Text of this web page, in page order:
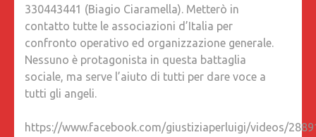
ROMA,
330443441 (Biagio Ciaramella). Metterò in
contatto tutte le associazioni d’Italia per
confronto operativo ed organizzazione generale.
Nessuno è protagonista in questa battaglia
sociale, ma serve l’aiuto di tutti per dare voce a
tutti gli angeli.
https://www.facebook.com/giustiziaperluigi/videos/